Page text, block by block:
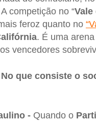
competição no “
feroz quanto no
. É uma
vencedores
que consiste o
- Quando o